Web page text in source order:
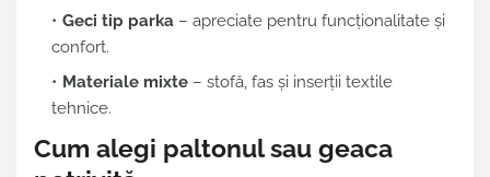
Geci tip parka – apreciate pentru funcționalitate și
confort.
Materiale mixte – stofă, fas și inserții textile
tehnice.
Cum alegi paltonul sau geaca